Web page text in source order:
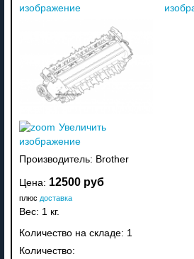
изображение
Увеличить
изображение
Производитель: Brother
Цена: 12500 руб
плюс доставка
Вес: 1 кг.
Количество на складе: 1
Количество: